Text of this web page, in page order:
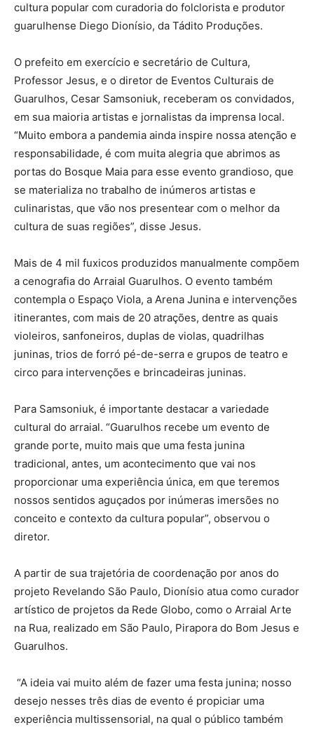
cultura popular com curadoria do folclorista e produtor
guarulhense Diego Dionísio, da Tádito Produções.
O prefeito em exercício e secretário de Cultura,
Professor Jesus, e o diretor de Eventos Culturais de
Guarulhos, Cesar Samsoniuk, receberam os convidados,
em sua maioria artistas e jornalistas da imprensa local.
“Muito embora a pandemia ainda inspire nossa atenção e
responsabilidade, é com muita alegria que abrimos as
portas do Bosque Maia para esse evento grandioso, que
se materializa no trabalho de inúmeros artistas e
culinaristas, que vão nos presentear com o melhor da
cultura de suas regiões”, disse Jesus.
Mais de 4 mil fuxicos produzidos manualmente compõem
a cenografia do Arraial Guarulhos. O evento também
contempla o Espaço Viola, a Arena Junina e intervenções
itinerantes, com mais de 20 atrações, dentre as quais
violeiros, sanfoneiros, duplas de violas, quadrilhas
juninas, trios de forró pé-de-serra e grupos de teatro e
circo para intervenções e brincadeiras juninas.
Para Samsoniuk, é importante destacar a variedade
cultural do arraial. “Guarulhos recebe um evento de
grande porte, muito mais que uma festa junina
tradicional, antes, um acontecimento que vai nos
proporcionar uma experiência única, em que teremos
nossos sentidos aguçados por inúmeras imersões no
conceito e contexto da cultura popular”, observou o
diretor.
A partir de sua trajetória de coordenação por anos do
projeto Revelando São Paulo, Dionísio atua como curador
artístico de projetos da Rede Globo, como o Arraial Arte
na Rua, realizado em São Paulo, Pirapora do Bom Jesus e
Guarulhos.
“A ideia vai muito além de fazer uma festa junina; nosso
desejo nesses três dias de evento é propiciar uma
experiência multissensorial, na qual o público também